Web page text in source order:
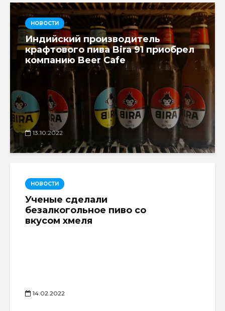
НОВОСТИ
Индийский производитель
крафтового пива Bira 91 приобрел
компанию Beer Cafe
13.10.2022
НОВОСТИ
Ученые сделали
безалкогольное пиво со
вкусом хмеля
14.02.2022